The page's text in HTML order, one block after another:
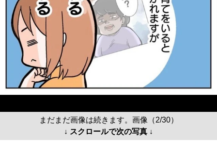
まだまだ画像は続きます。画像（2/30）
↓ スクロールで次の写真 ↓